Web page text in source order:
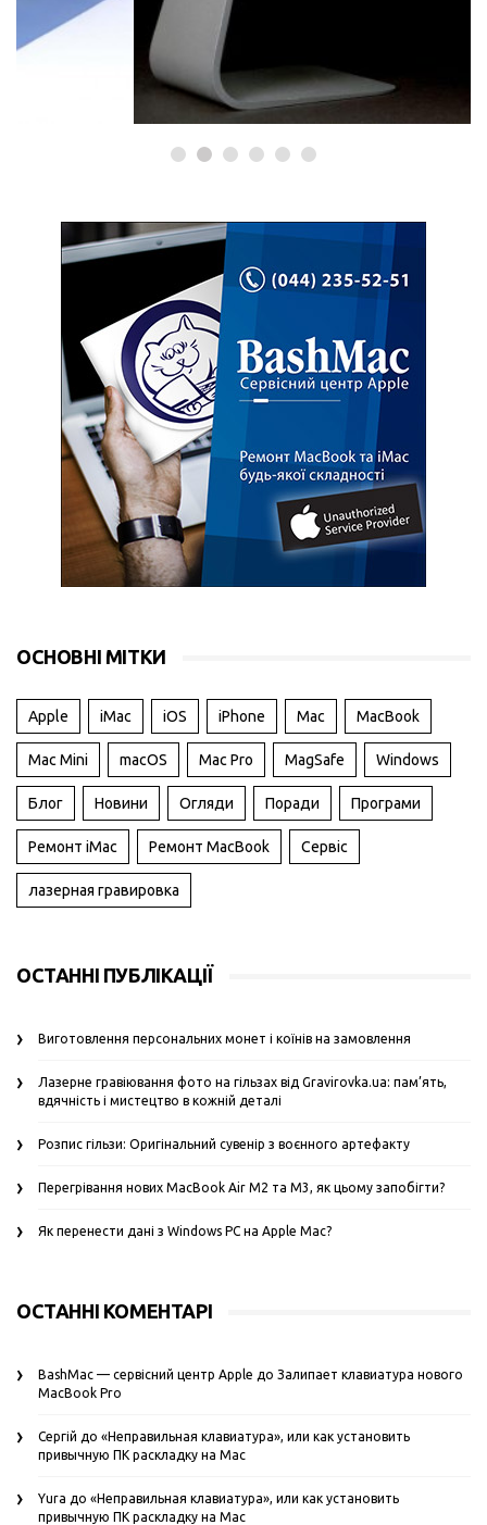
РЕМОНТ IMAC
Ремонт iMac
ОСНОВНІ МІТКИ
Apple iMac iOS iPhone Mac MacBook
Mac Mini macOS Mac Pro MagSafe Windows
Блог Новини Огляди Поради Програми
Ремонт iMac Ремонт MacBook Сервіс
лазерная гравировка
ОСТАННІ ПУБЛІКАЦІЇ
Виготовлення персональних монет і коїнів на замовлення
Лазерне гравіювання фото на гільзах від Gravirovka.ua: пам’ять,
вдячність і мистецтво в кожній деталі
Розпис гільзи: Оригінальний сувенір з воєнного артефакту
Перегрівання нових MacBook Air M2 та M3, як цьому запобігти?
Як перенести дані з Windows PC на Apple Mac?
ОСТАННІ КОМЕНТАРІ
BashMac — сервісний центр Apple до Залипает клавиатура нового
MacBook Pro
Сергій до «Неправильная клавиатура», или как установить
привычную ПК раскладку на Mac
Yura до «Неправильная клавиатура», или как установить
привычную ПК раскладку на Mac